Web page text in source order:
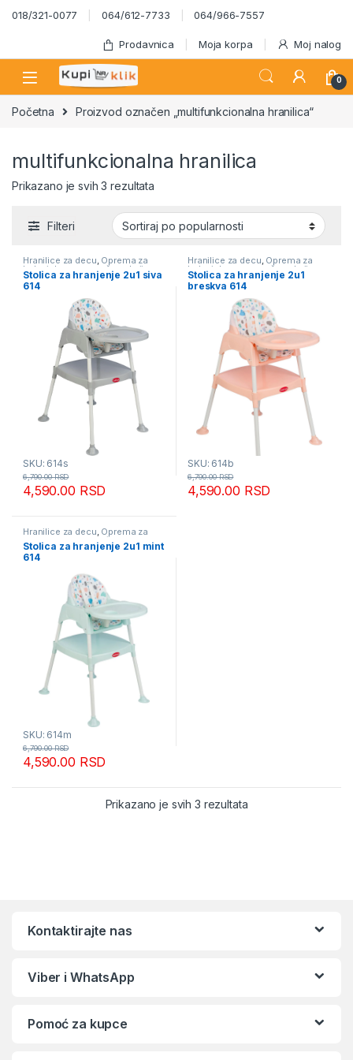
Skip to navigation
Skip to content
018/321-0077 064/612-7733 064/966-7557
Prodavnica Moja korpa Moj nalog
0
Početna Proizvod označen „multifunkcionalna hranilica“
multifunkcionalna hranilica
Prikazano je svih 3 rezultataSortirano po popularnosti
Filteri
Hranilice za decu, Oprema za
bebe i decu - mesečna akcija
Stolica za hranjenje 2u1 siva
614
SKU: 614s
4,590.00 RSD
6,790.00RSD
Hranilice za decu, Oprema za
bebe i decu - mesečna akcija
Stolica za hranjenje 2u1
breskva 614
SKU: 614b
4,590.00 RSD
6,790.00RSD
Hranilice za decu, Oprema za
bebe i decu - mesečna akcija
Stolica za hranjenje 2u1 mint
614
SKU: 614m
4,590.00 RSD
6,790.00RSD
Prikazano je svih 3 rezultataSortirano po
Kontaktirajte nas
Viber i WhatsApp
Pomoć za kupce